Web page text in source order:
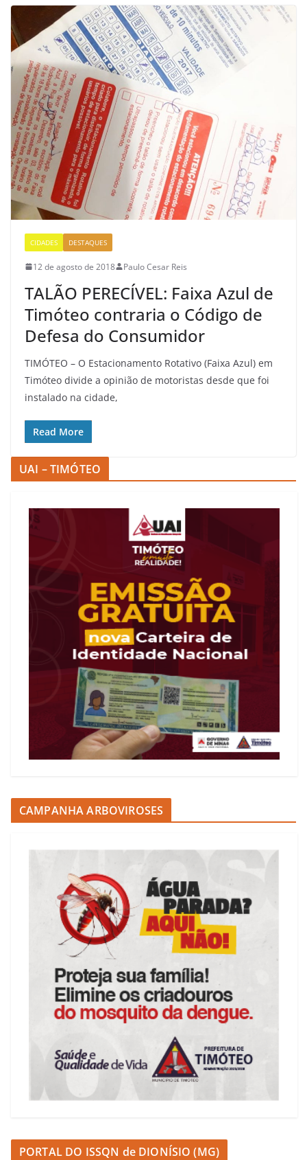
CIDADES DESTAQUES
12 de agosto de 2018 Paulo Cesar Reis
TALÃO PERECÍVEL: Faixa Azul de
Timóteo contraria o Código de
Defesa do Consumidor
TIMÓTEO – O Estacionamento Rotativo (Faixa Azul) em
Timóteo divide a opinião de motoristas desde que foi
instalado na cidade,
Read More
UAI – TIMÓTEO
CAMPANHA ARBOVIROSES
PORTAL DO ISSQN de DIONÍSIO (MG)